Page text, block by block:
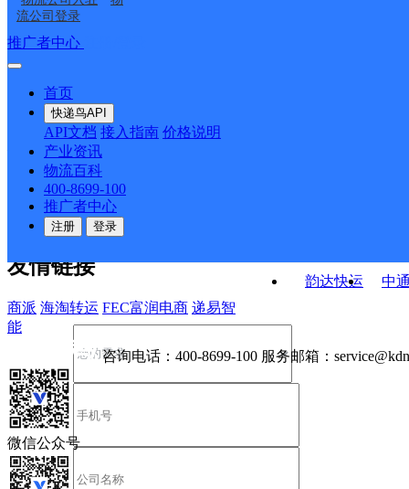
流公司登录
推广者中心
首页
快递鸟API
API文档 接入指南 价格说明
产业资讯
物流百科
400-8699-100
推广者中心
注册 登录
韵达快运
中
接口API
API接口 DEMO下载
关于我们
公司介绍 企业动态
合作伙伴 快递鸟接口服务协议
户隐私政策
友情链接
商派 海淘转运 FEC富润电商 递易智
能
咨询电话： 400-8699-100 服务邮箱：
微信公众号